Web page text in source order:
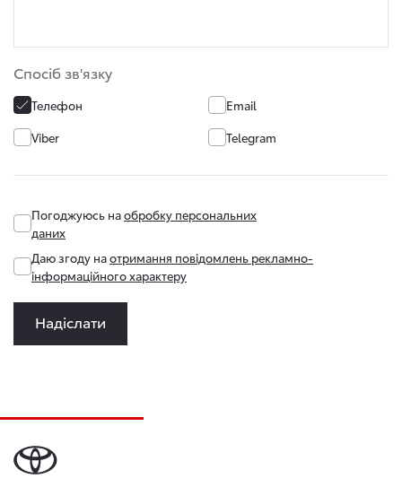
Спосіб зв'язку
Телефон
Email
Viber
Telegram
Погоджуюсь наобробку персональних
даних
Даю згоду наотримання повідомлень рекламно-
інформаційного характеру
Надіслати